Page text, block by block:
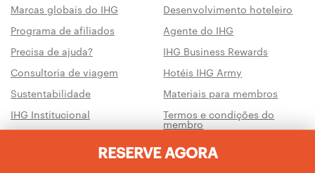
RESERVE AGORA
Marcas globais do IHG
Desenvolvimento hoteleiro
Programa de afiliados
Agente do IHG
Precisa de ajuda?
IHG Business Rewards
Consultoria de viagem
Hotéis IHG Army
Sustentabilidade
Materiais para membros
IHG Institucional
Termos e condições do
membro
Termos de uso
Centro para gestão da